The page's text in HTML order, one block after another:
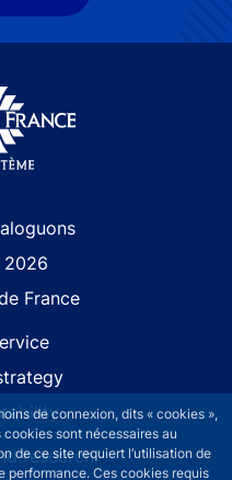
de connexion, dits « cookies »,
sont nécessaires au
de ce site requiert l’utilisation de
performance. Ces cookies requis
2026
France
research